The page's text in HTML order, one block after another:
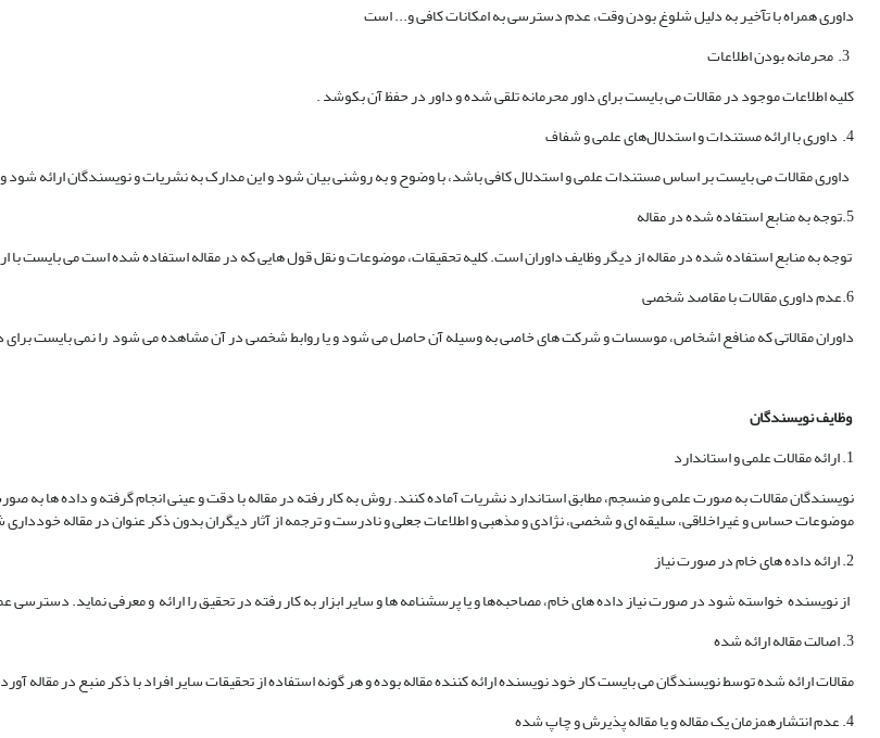
داوری همراه با تآخیر به دلیل شلوغ بودن وقت، عدم دسترسی به امکانات کافی و... است
کلیه اطلاعات موجود در مقالات می بایست برای داور محرمانه تلقی شده و داور در حفظ آن بکوشد .
4. داوری با ارائه مستندات و استدلال‌های علمی و شفاف
داوری مقالات می بایست بر اساس مستندات علمی و استدلال کافی باشد، با وضوح و به روشنی بیان شود و این مدارک به نشریات و نویسندگان ارائه شود
5.توجه به منابع استفاده شده در مقاله
توجه به منابع استفاده شده در مقاله از دیگر وظایف داوران است. کلیه تحقیقات، موضوعات و نقل قول هایی که در مقاله استفاده شده است می بایست با
6.عدم داوری مقالات با مقاصد شخصی
داوران مقالاتی که منافع اشخاص، موسسات و شرکت های خاصی به وسیله آن حاصل می شود و یا روابط شخصی در آن مشاهده می شود را نمی بایست برای
وظایف نویسندگان
1. ارائه مقالات علمی و استاندارد
نویسندگان مقالات به صورت علمی و منسجم، مطابق استاندارد نشریات آماده کنند. روش به کار رفته در مقاله با دقت و عینی انجام گرفته و داده ها
موضوعات حساس و غیراخلاقی، سلیقه ای و شخصی، نژادی و مذهبی و اطلاعات جعلی و نادرست و ترجمه از آثار دیگران بدون ذکر عنوان در مقاله
2. ارائه داده های خام در صورت نیاز
از نویسنده خواسته شود در صورت نیاز داده های خام، مصاحبه‌ها و یا پرسشنامه ها و سایر ابزار به کار رفته در تحقیق را ارائه و معرفی نماید. دسترسی
3. اصالت مقاله ارائه شده
مقالات ارائه شده توسط نویسندگان می بایست کار خود نویسنده ارائه کننده مقاله بوده و هر گونه استفاده از تحقیقات سایر افراد با ذکر منبع در مقاله
4. عدم انتشارهمزمان یک مقاله و یا مقاله پذیرش و چاپ شده